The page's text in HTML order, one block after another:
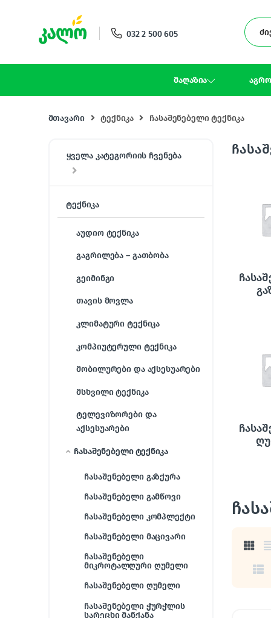
032 2 500 605
მაღაზია
მთავარი ტექნიკა ჩასაშენებელი ტექნიკა
ყველა კატეგორიის ჩვენება
ტექნიკა
აუდიო ტექნიკა
გაგრილება – გათბობა
გეიმინგი
თავის მოვლა
კლიმატური ტექნიკა
კომპიუტერული ტექნიკა
მობილურები და აქსესუარები
მსხვილი ტექნიკა
ტელევიზორები და
აქსესუარები
ჩასაშენებელი ტექნიკა
ჩასაშენებელი გაზქურა
ჩასაშენებელი გამწოვი
ჩასაშენებელი კომპლექტი
ჩასაშენებელი მაცივარი
ჩასაშენებელი
მიკროტალღური ღუმელი
ჩასაშენებელი ღუმელი
ჩასაშენებელი ჭურჭლის
სარეცხი მანქანა